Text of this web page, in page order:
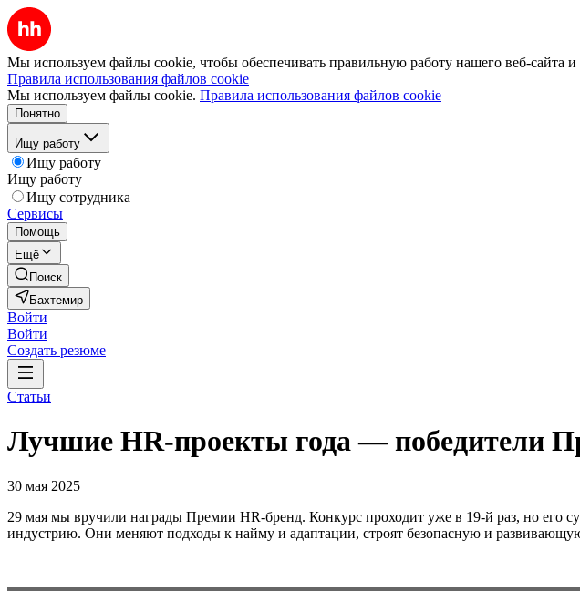
Мы используем файлы cookie, чтобы обеспечивать правильную работу нашего веб-сайта и
Правила использования файлов cookie
Мы используем файлы cookie. Правила использования файлов cookie
Понятно
Ищу работу
Ищу работу
Ищу работу
Ищу сотрудника
Сервисы
Помощь
Ещё
Поиск
Бахтемир
Войти
Войти
Создать резюме
Статьи
Лучшие HR-проекты года — победители
30 мая 2025
29 мая мы вручили награды Премии HR-бренд. Конкурс проходит уже в 19-й раз, но его
индустрию. Они меняют подходы к найму и адаптации, строят безопасную и